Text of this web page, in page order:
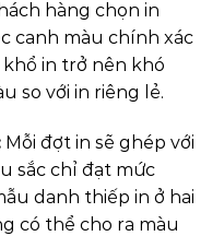
hàng chọn in
canh màu chính xác
in trở nên khó
so với in riêng lẻ.
Mỗi đợt in sẽ ghép với
sắc chỉ đạt mức
danh thiếp in ở hai
có thể cho ra màu